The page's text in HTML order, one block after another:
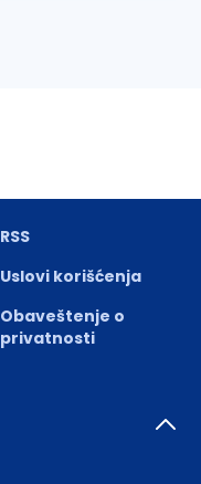
RSS
Uslovi korišćenja
Obaveštenje o
privatnosti